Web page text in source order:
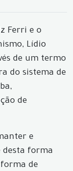
Ferri e o
Lídio
de um termo
do sistema de
de
e
desta forma
de